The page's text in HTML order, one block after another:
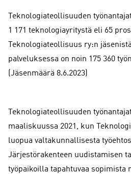
Teknologiateollisuuden
1 171 teknologiayritystä eli 65
Teknologiateollisuus ry:n
palveluksessa on noin 175 360
(Jäsenmäärä 8.6.2023)
Teknologiateollisuuden
maaliskuussa 2021, kun
luopua valtakunnallisesta
Järjestörakenteen uudistamisen
työpaikoilla tapahtuvaa sopimista